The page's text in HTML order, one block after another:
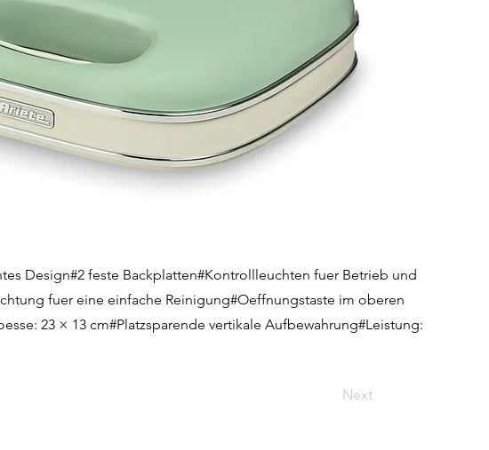
Design#2 feste Backplatten#Kontrollleuchten fuer Betrieb und
fuer eine einfache Reinigung#Oeffnungstaste im oberen
23 × 13 cm#Platzsparende vertikale Aufbewahrung#Leistung:
Next